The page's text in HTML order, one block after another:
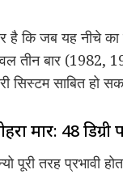
है कि जब यह नीचे
तीन बार (1982,
सिस्टम साबित हो
मार: 48
पूरी तरह प्रभावी